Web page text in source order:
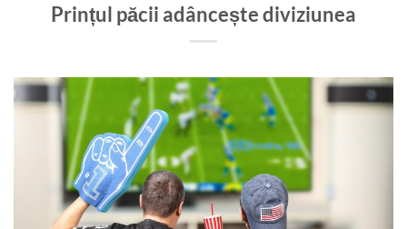
Prințul păcii adâncește diviziunea